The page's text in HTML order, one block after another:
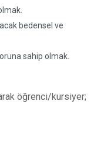
bedensel ve
sahip olmak.
öğrenci/kursiyer;